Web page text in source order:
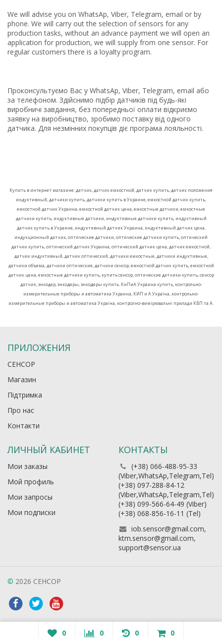
We will advise you on WhatsAp, Viber, Telegram, email or by
phone. We will carry out the selection of sensors for any
production tasks, without an advance payment we will open an
application for production, we will supply from one sensor. For
regular customers there is a loyalty program.
Проконсультуємо Вас у WhatsAp, Viber, Telegram, email або
за телефоном. Здійснимо підбір датчиків під будь-які
виробничі завдання, без попередньої оплати відкриємо
заявку на виробництво, зробимо поставку від одного
датчика. Для незмінних покупців діє програма лояльності.
Купить в интернет магазине: датчик, датчик емкостной, датчик купить, датчик положения
индуктивный, датчики купить, датчики купить в Украине, емкостной датчик купить,
емкостной датчик Украина, емкостной датчик цена, емкостные датчики, емкостные
датчики купить, индуктивные датчики, индуктивные датчики купить, индуктивный
датчик купить в Украине, индуктивный датчик Украина, индуктивный датчик цена,
индукционный датчик, оптические датчики, оптические датчики купить, оптический
датчик купить, оптический датчик Украина, оптический датчик цена, датчик емкостной,
датчик индуктивный, датчик оптический, датчики емкостные, датчики индуктивные,
датчики объема, датчики оптические, датчики сенсор, емкостной датчик купить, емкостной
датчик цена, емкостные датчики купить, купить сенсор, оптические датчики купить, сенсор
датчик, энкодер, энкодеры, энкодеры купить. КиПиА Украина купить, контрольно-
измерительные приборы и автоматика Украина, КИП и А Україна, контрольно-
измерительные приборы и автоматика Україна, контролно-вимірювальні прилади КВП та А.
ПРИЛОЖЕНИЯ
СЕНСОР
Магазин
Підтримка
Про нас
Контакти
ЛИЧНЫЙ КАБИНЕТ
Мои заказы
Мой профиль
Мои запросы
Мои подписки
КОНТАКТЫ
(+38) 066-488-95-33
(Viber,WhatsAp,Telegram,Tel)
(+38) 097-288-84-12
(Viber,WhatsAp,Telegram,Tel)
(+38) 099-566-64-49 (Viber)
(+38) 068-856-16-11 (Теl)
iob.sensor@gmail.com,
ktm.sensor@gmail.com,
support@sensor.ua
© 2026 СЕНСОР
0 0 0 0